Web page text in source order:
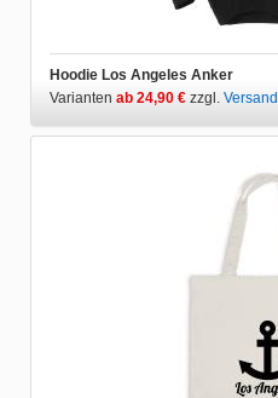
Hoodie Los Angeles Anker
Varianten ab 24,90 € zzgl. Versand